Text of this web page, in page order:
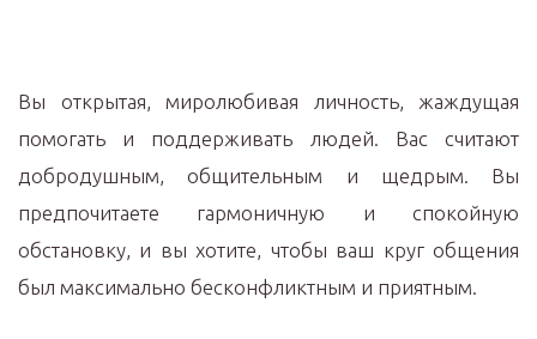
Вы открытая, миролюбивая личность, жаждущая
помогать и поддерживать людей. Вас считают
добродушным, общительным и щедрым. Вы
предпочитаете гармоничную и спокойную
обстановку, и вы хотите, чтобы ваш круг общения
был максимально бесконфликтным и приятным.